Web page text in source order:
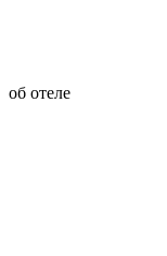
об отеле